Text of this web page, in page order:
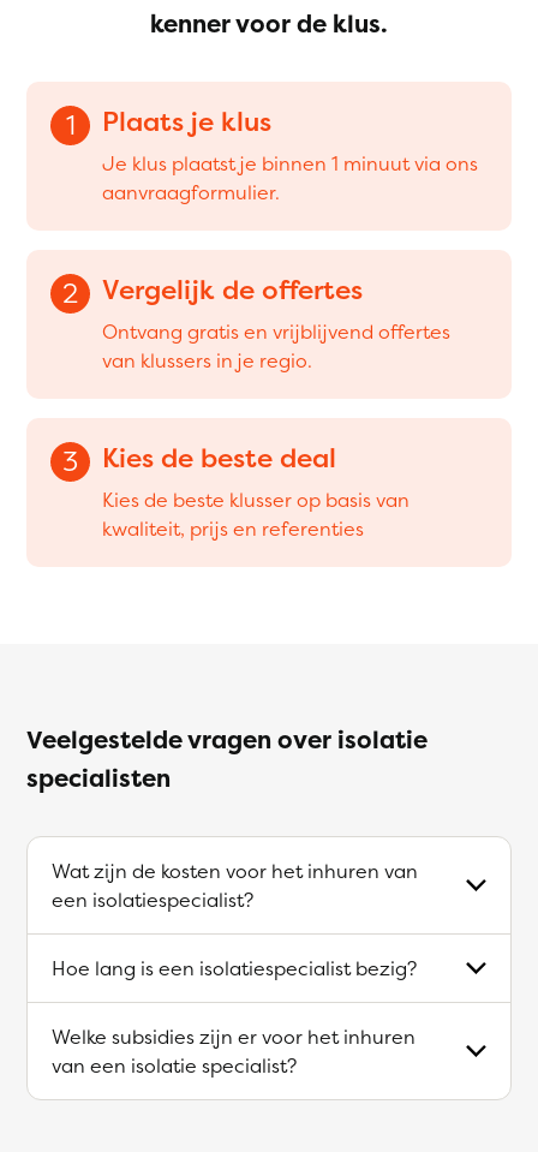
kenner voor de klus.
1 Plaats je klus
Je klus plaatst je binnen 1 minuut via ons
aanvraagformulier.
2 Vergelijk de offertes
Ontvang gratis en vrijblijvend offertes
van klussers in je regio.
3 Kies de beste deal
Kies de beste klusser op basis van
kwaliteit, prijs en referenties
Veelgestelde vragen over isolatie
specialisten
Wat zijn de kosten voor het inhuren van
een isolatiespecialist?
Hoe lang is een isolatiespecialist bezig?
Welke subsidies zijn er voor het inhuren
van een isolatie specialist?